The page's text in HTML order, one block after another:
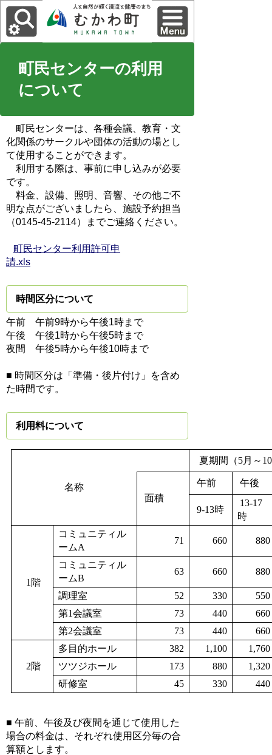
町民センターの利用
について
町民センターは、各種会議、教育・文
化関係のサークルや団体の活動の場とし
て使用することができます。
利用する際は、事前に申し込みが必要
です。
料金、設備、照明、音響、その他ご不
明な点がございましたら、施設予約担当
（0145-45-2114）までご連絡ください。
町民センター利用許可申
請.xls
時間区分について
午前 午前9時から午後1時まで
午後 午後1時から午後5時まで
夜間 午後5時から午後10時まで
■ 時間区分は「準備・後片付け」を含め
た時間です。
利用料について
名称
夏期間（5月～
面積
午前 午後
9-13時
13-17
時
1階
コミュニティル
ームA
71 660 880
コミュニティル
ームB
63 660 880
調理室 52 330
550
第1会議室
73 440
660
第2会議室
73 440 660
2階
多目的ホール 382 1,100
1,760
ツツジホール
173 880
1,320
研修室
45 330 440
■ 午前、午後及び夜間を通じて使用した
場合の料金は、それぞれ使用区分毎の合
算額とします。